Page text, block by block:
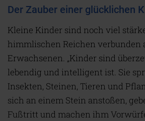
Der Zauber einer glücklichen
Kleine Kinder sind noch viel
himmlischen Reichen verbunden
Erwachsenen. „Kinder sind
lebendig und intelligent ist. Sie
Insekten, Steinen, Tieren und
sich an einem Stein anstoßen,
Fußtritt und machen ihm